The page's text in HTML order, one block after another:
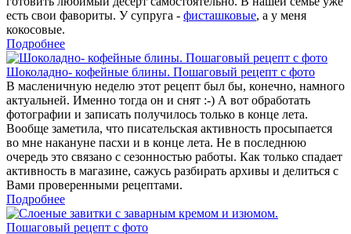
есть свои фавориты. У супруга - фисташковые, а у меня
кокосовые.
Подробнее
Шоколадно- кофейные блины. Пошаговый рецепт с фото
В масленичную неделю этот рецепт был бы, конечно, намного
актуальней. Именно тогда он и снят :-) А вот обработать
фотографии и записать получилось только в конце лета.
Вообще заметила, что писательская активность просыпается
во мне накануне пасхи и в конце лета. Не в последнюю
очередь это связано с сезонностью работы. Как только спадает
активность в магазине, сажусь разбирать архивы и делиться с
Вами проверенными рецептами.
Подробнее